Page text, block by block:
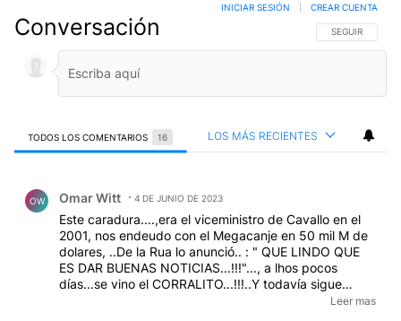
Conversación SIGA ESTA
SEGUIR
INICIAR SESIÓN CREAR CUENTA
TODOS LOS COMENTARIOS 16 LOS MÁS RECIENTES
OW Omar Witt 4 DE JUNIO DE 2023
Este caradura....,era el viceministro de Cavallo en el
2001, nos endeudo con el Megacanje en 50 mil M de
dolares, ..De la Rua lo anunció.. : " QUE LINDO QUE
ES DAR BUENAS NOTICIAS...!!!"..., a lhos pocos
días...se vino el CORRALITO...!!!..Y todavía sigue
dando consejos de economía...!!!...Despues...volvio
Leer mas